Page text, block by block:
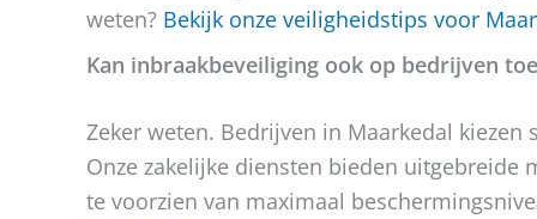
weten? Bekijk onze veiligheidstips voor
Kan inbraakbeveiliging ook op bedrijven
Zeker weten. Bedrijven in Maarkedal
Onze zakelijke diensten bieden
te voorzien van maximaal